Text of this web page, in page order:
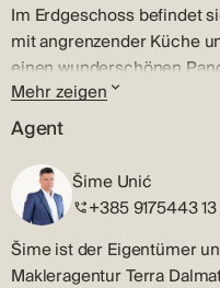
Im Erdgeschoss befindet
mit angrenzender Küche
einen wunderschönen
Insel Brač genießt.
ein Badezimmer. Große
Raum, lassen viel Licht
Punkt aus einen
erstreckt sich eine
Swimmingpool, der je
beheizt oder gekühlt
Freien, einer Lounge zum
Mehr zeigen
Agent
Šime Unić
+385 9175443 13
Šime ist der Eigentümer
Makleragentur Terra